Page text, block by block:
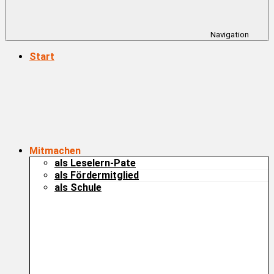
Navigation
Start
Mitmachen
als Leselern-Pate
als Fördermitglied
als Schule